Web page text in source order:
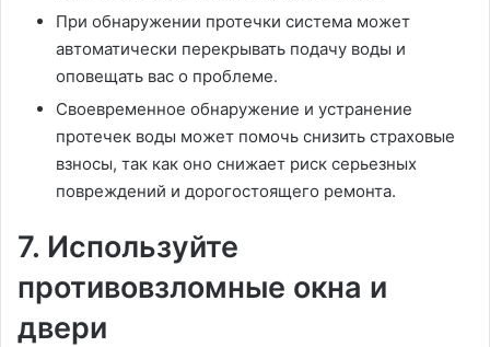
При обнаружении протечки система может
автоматически перекрывать подачу воды и
оповещать вас о проблеме.
Своевременное обнаружение и устранение
протечек воды может помочь снизить страховые
взносы, так как оно снижает риск серьезных
повреждений и дорогостоящего ремонта.
7. Используйте
противовзломные окна и
двери